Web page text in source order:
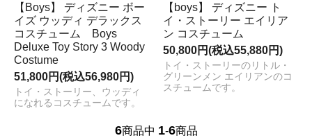
【Boys】 ディズニー ボー
イズ ウッディ デラックス
コスチューム Boys
Deluxe Toy Story 3 Woody
Costume
51,800円(税込56,980円)
トイ・ストーリー、ウッディ
になれるコスチュームです。
【boys】 ディズニー ト
イ・ストーリー エイリア
ン コスチューム
50,800円(税込55,880円)
トイ・ストーリーのリトル・
グリーンメン エイリアンのコ
スチュームです。
6商品中 1-6商品